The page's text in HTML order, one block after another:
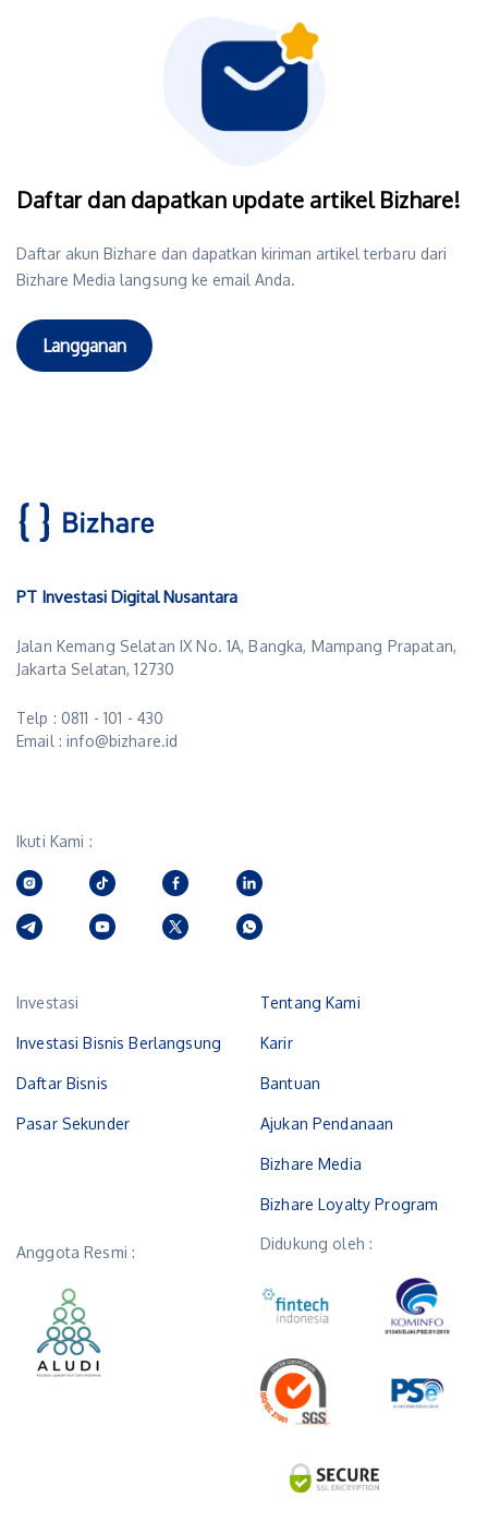
Daftar dan dapatkan update artikel Bizhare!
Daftar akun Bizhare dan dapatkan kiriman artikel terbaru dari
Bizhare Media langsung ke email Anda.
Langganan
PT Investasi Digital Nusantara
Jalan Kemang Selatan IX No. 1A, Bangka, Mampang Prapatan,
Jakarta Selatan, 12730
Telp : 0811 - 101 - 430
Email : info@bizhare.id
Ikuti Kami :
Investasi
Investasi Bisnis Berlangsung
Daftar Bisnis
Pasar Sekunder
Tentang Kami
Karir
Bantuan
Ajukan Pendanaan
Bizhare Media
Bizhare Loyalty Program
Anggota Resmi : Didukung oleh :